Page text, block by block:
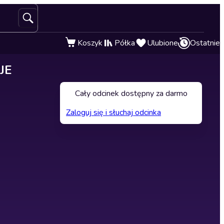
Koszyk Półka Ulubione Ostatnie
Cały odcinek dostępny za darmo
Zaloguj się i słuchaj odcinka